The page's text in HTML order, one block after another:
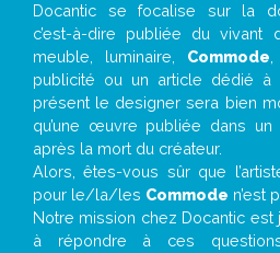
Docantic se focalise sur la
c’est-à-dire publiée du vivant
meuble, luminaire, Commode
publicité ou un article dédié à
présent le designer sera bien
qu’une œuvre publiée dans
après la mort du créateur.
Alors, êtes-vous sûr que
pour le/la/les Commode n’est
Notre mission chez Docantic
à répondre à ces